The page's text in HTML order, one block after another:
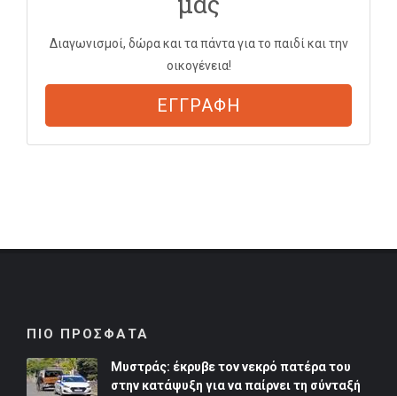
Διαγωνισμοί, δώρα και τα πάντα για το παιδί και την
οικογένεια!
ΕΓΓΡΑΦΗ
ΠΙΟ ΠΡΟΣΦΑΤΑ
Μυστράς: έκρυβε τον νεκρό πατέρα του
στην κατάψυξη για να παίρνει τη σύνταξή